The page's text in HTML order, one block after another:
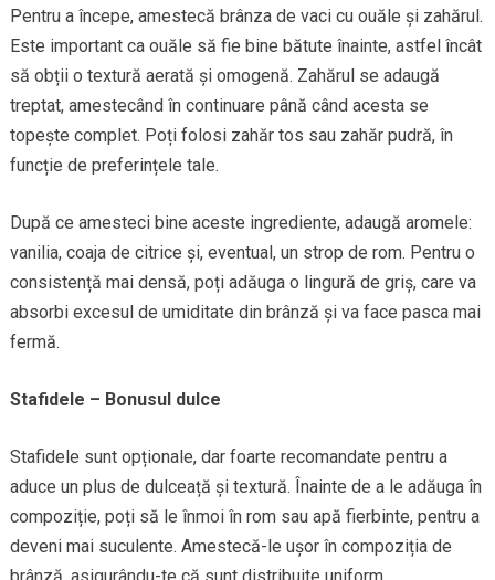
Pentru a începe, amestecă brânza de vaci cu ouăle și zahărul.
Este important ca ouăle să fie bine bătute înainte, astfel încât
să obții o textură aerată și omogenă. Zahărul se adaugă
treptat, amestecând în continuare până când acesta se
topește complet. Poți folosi zahăr tos sau zahăr pudră, în
funcție de preferințele tale.
După ce amesteci bine aceste ingrediente, adaugă aromele:
vanilia, coaja de citrice și, eventual, un strop de rom. Pentru o
consistență mai densă, poți adăuga o lingură de griș, care va
absorbi excesul de umiditate din brânză și va face pasca mai
fermă.
Stafidele – Bonusul dulce
Stafidele sunt opționale, dar foarte recomandate pentru a
aduce un plus de dulceață și textură. Înainte de a le adăuga în
compoziție, poți să le înmoi în rom sau apă fierbinte, pentru a
deveni mai suculente. Amestecă-le ușor în compoziția de